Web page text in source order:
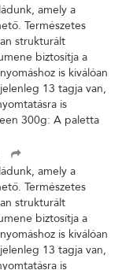
amely a
Természetes
strukturált
biztosítja a
is kiválóan
13 tagja van,
is
300g: A paletta
amely a
Természetes
strukturált
biztosítja a
is kiválóan
13 tagja van,
is